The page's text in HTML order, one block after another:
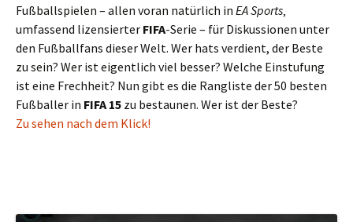
Fußballspielen – allen voran natürlich in EA Sports
umfassend lizensierter FIFA-Serie – für Diskussionen unter
den Fußballfans dieser Welt. Wer hats verdient, der Beste
zu sein? Wer ist eigentlich viel besser? Welche Einstufung
ist eine Frechheit? Nun gibt es die Rangliste der 50 besten
Fußballer in FIFA 15 zu bestaunen. Wer ist der Beste?
Zu sehen nach dem Klick!